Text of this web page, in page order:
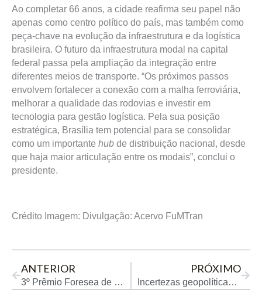
Ao completar 66 anos, a cidade reafirma seu papel não
apenas como centro político do país, mas também como
peça-chave na evolução da infraestrutura e da logística
brasileira. O futuro da infraestrutura modal na capital
federal passa pela ampliação da integração entre
diferentes meios de transporte. “Os próximos passos
envolvem fortalecer a conexão com a malha ferroviária,
melhorar a qualidade das rodovias e investir em
tecnologia para gestão logística. Pela sua posição
estratégica, Brasília tem potencial para se consolidar
como um importante hub de distribuição nacional, desde
que haja maior articulação entre os modais”, conclui o
presidente.
Crédito Imagem: Divulgação: Acervo FuMTran
ANTERIOR
3º Prêmio Foresea de Fornecedores premia melhores empresas do setor de óleo e gás
PRÓXIMO
Incertezas geopolíticas sustentam alta do petróleo